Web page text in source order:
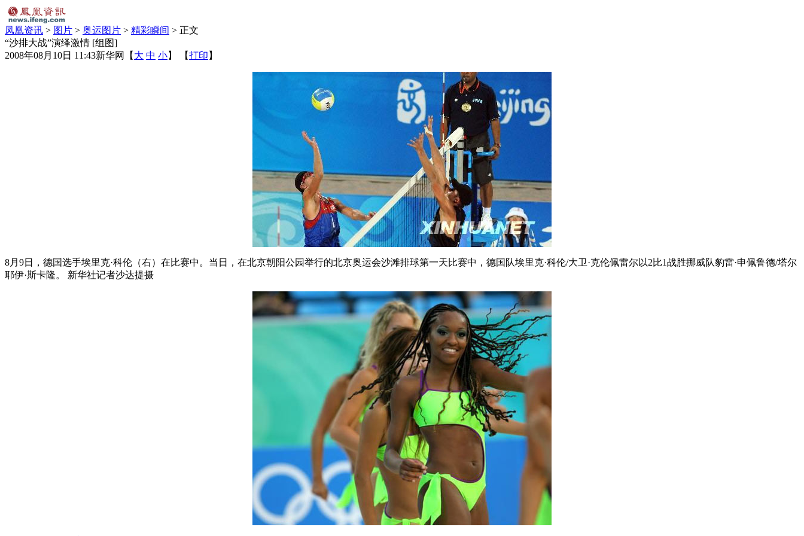
凤凰资讯 > 图片 > 奥运图片 > 精彩瞬间 > 正文
“沙排大战”演绎激情 [组图]
2008年08月10日 11:43新华网 【 大 中 小】 【打印 】
8月9日，德国选手埃里克·科伦（右）在比赛中。当日，在北京朝阳公园举行的北京奥运会沙滩排球第一天比赛中，德国队埃里克·科伦/大卫·克伦佩雷尔以2比1战胜挪威队豹雷·申佩鲁德/塔尔
耶伊·斯卡隆。 新华社记者沙达提摄